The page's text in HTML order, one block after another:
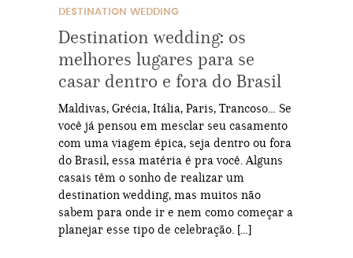
DESTINATION WEDDING
Destination wedding: os
melhores lugares para se
casar dentro e fora do Brasil
Maldivas, Grécia, Itália, Paris, Trancoso… Se
você já pensou em mesclar seu casamento
com uma viagem épica, seja dentro ou fora
do Brasil, essa matéria é pra você. Alguns
casais têm o sonho de realizar um
destination wedding, mas muitos não
sabem para onde ir e nem como começar a
planejar esse tipo de celebração. […]